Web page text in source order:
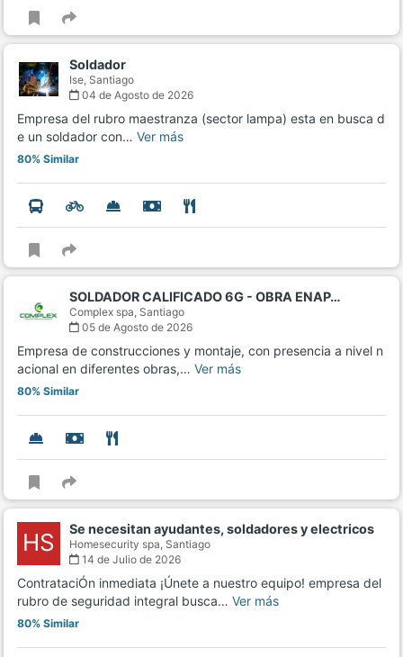
Soldador
Ise, Santiago
04 de Agosto de 2026
Empresa del rubro maestranza (sector lampa) esta en busca d
e un soldador con… Ver más
80% Similar
SOLDADOR CALIFICADO 6G - OBRA ENAP…
Complex spa, Santiago
05 de Agosto de 2026
Empresa de construcciones y montaje, con presencia a nivel n
acional en diferentes obras,… Ver más
80% Similar
HS Se necesitan ayudantes, soldadores y electricos
Homesecurity spa, Santiago
14 de Julio de 2026
ContrataciÓn inmediata ¡Únete a nuestro equipo! empresa del
rubro de seguridad integral busca… Ver más
80% Similar